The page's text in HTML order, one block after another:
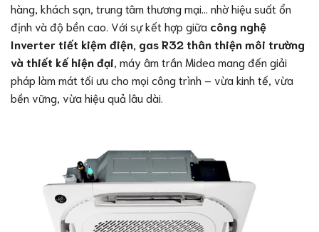
hàng, khách sạn, trung tâm thương mại… nhờ hiệu suất ổn
định và độ bền cao. Với sự kết hợp giữa công nghệ
Inverter tiết kiệm điện, gas R32 thân thiện môi trường
và thiết kế hiện đại , máy âm trần Midea mang đến giải
pháp làm mát tối ưu cho mọi công trình – vừa kinh tế, vừa
bền vững, vừa hiệu quả lâu dài.